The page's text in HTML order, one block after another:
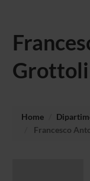
Grottoli
Home
Francesco